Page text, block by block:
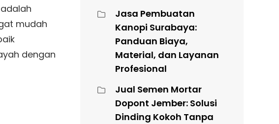
mudah
dengan
Jasa Pembuatan
Kanopi Surabaya:
Panduan Biaya,
Material, dan Layanan
Profesional
Jual Semen Mortar
Dopont Jember: Solusi
Dinding Kokoh Tanpa